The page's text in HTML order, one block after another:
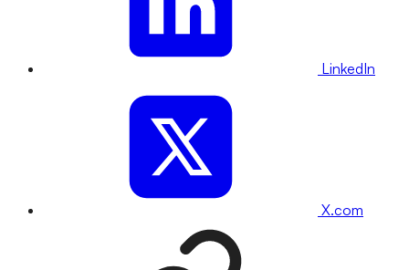
LinkedIn
X.com